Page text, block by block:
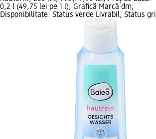
0,2 l (49,75 lei pe 1 l); Grafică Marcă dm;
Disponibilitate: Status verde Livrabil, Status gri